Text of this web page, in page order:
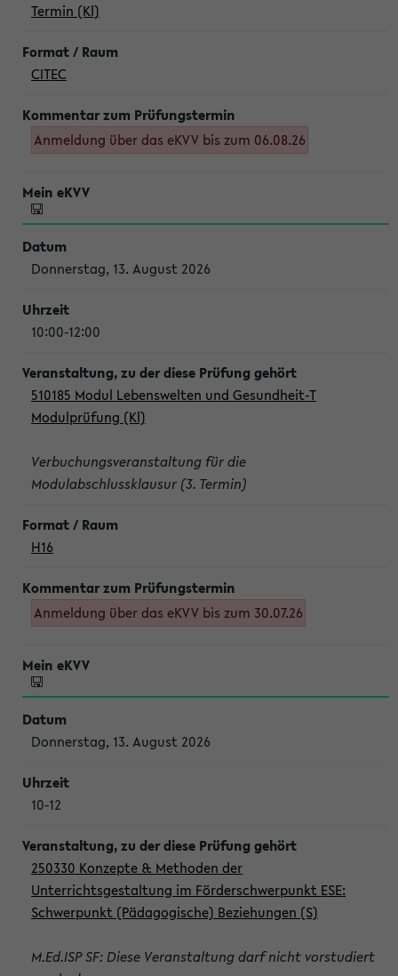
Termin (Kl)
CITEC
Anmeldung über das eKVV bis zum 06.08.26
Donnerstag, 13. August 2026
10:00-12:00
510185 Modul Lebenswelten und Gesundheit-T
Modulprüfung (Kl)
Verbuchungsveranstaltung für die
Modulabschlussklausur (3. Termin)
H16
Anmeldung über das eKVV bis zum 30.07.26
Donnerstag, 13. August 2026
10-12
250330 Konzepte & Methoden der
Unterrichtsgestaltung im Förderschwerpunkt ESE:
Schwerpunkt (Pädagogische) Beziehungen (S)
M.Ed.ISP SF: Diese Veranstaltung darf nicht vorstudiert